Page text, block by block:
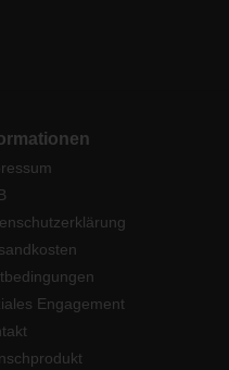
Engagement